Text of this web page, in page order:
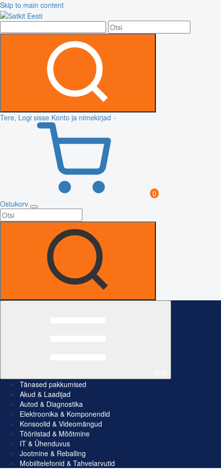
Skip to main content
Tere, Logi sisse Konto ja nimekirjad
0
Ostukorv
Tänased pakkumised
Akud & Laadijad
Autod & Diagnostika
Elektroonika & Komponendid
Konsoolid & Videomängud
Tööriistad & Mõõtmine
IT & Ühenduvus
Jootmine & Reballing
Mobiiltelefonid & Tahvelarvutid